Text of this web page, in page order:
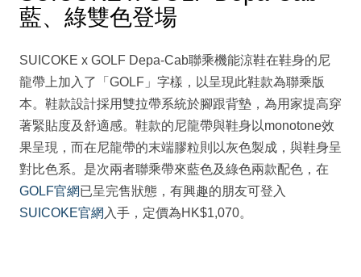
藍、綠雙色登場
SUICOKE x GOLF Depa-Cab聯乘機能涼鞋在鞋身的尼
龍帶上加入了「GOLF」字樣，以呈現此鞋款為聯乘版
本。鞋款設計採用雙拉帶系統於腳跟背墊，為用家提高穿
著緊貼度及舒適感。鞋款的尼龍帶與鞋身以monotone效
果呈現，而在尼龍帶的末端膠粒則以灰色製成，與鞋身呈
對比色系。是次兩者聯乘帶來藍色及綠色兩款配色，在
GOLF官網已呈完售狀態，有興趣的朋友可登入
SUICOKE官網 入手，定價為HK$1,070。